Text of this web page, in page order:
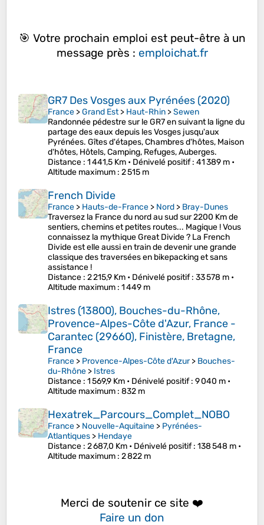
🎯 Votre prochain emploi est peut-être à un
message près : emploichat.fr
GR7 Des Vosges aux Pyrénées (2020)
France >Grand Est> Haut-Rhin >Sewen
Randonnée pédestre sur le GR7 en suivant la ligne du
partage des eaux depuis les Vosges jusqu'aux
Pyrénées. Gîtes d'étapes, Chambres d'hôtes, Maison
d'hôtes, Hôtels, Camping, Refuges, Auberges.
Distance : 1 441,5 Km • Dénivelé positif: 41 389 m •
Altitude maximum : 2 515 m
French Divide
France > Hauts-de-France > Nord > Bray-Dunes
Traversez la France du nord au sud sur 2200 Km de
sentiers, chemins et petites routes... Magique ! Vous
connaissez la mythique Great Divide ? La French
Divide est elle aussi en train de devenir une grande
classique des traversées en bikepacking et sans
assistance !
Distance : 2 215,9 Km • Dénivelé positif: 33 578 m •
Altitude maximum : 1 449 m
Istres (13800), Bouches-du-Rhône,
Provence-Alpes-Côte d'Azur, France -
Carantec (29660), Finistère, Bretagne,
France
France > Provence-Alpes-Côte d'Azur> Bouches-
du-Rhône > Istres
Distance : 1 569,9 Km • Dénivelé positif: 9 040 m •
Altitude maximum : 832 m
Hexatrek_Parcours_Complet_NOBO
France > Nouvelle-Aquitaine > Pyrénées-
Atlantiques > Hendaye
Distance : 2 687,0 Km • Dénivelé positif: 138 548 m •
Altitude maximum : 2 822 m
Merci de soutenir ce site ❤️
Faire un don